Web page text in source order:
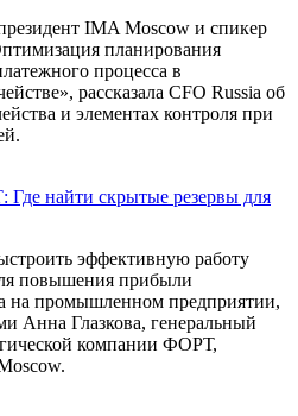
IMA Moscow и спикер
планирования
процесса в
рассказала CFO Russia об
и элементах контроля при
найти скрытые резервы для
эффективную работу
повышения прибыли
на промышленном предприятии,
Анна Глазкова, генеральный
компании ФОРТ,